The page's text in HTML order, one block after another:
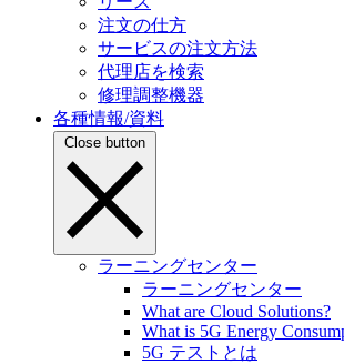
注文の仕方
サービスの注文方法
代理店を検索
修理調整機器
各種情報/資料
Close button
ラーニングセンター
ラーニングセンター
What are Cloud Solutions?
What is 5G Energy
5G テストとは